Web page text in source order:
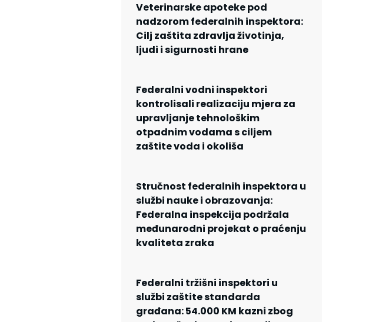
Veterinarske apoteke pod
nadzorom federalnih inspektora:
Cilj zaštita zdravlja životinja,
ljudi i sigurnosti hrane
Federalni vodni inspektori
kontrolisali realizaciju mjera za
upravljanje tehnološkim
otpadnim vodama s ciljem
zaštite voda i okoliša
Stručnost federalnih inspektora u
službi nauke i obrazovanja:
Federalna inspekcija podržala
međunarodni projekat o praćenju
kvaliteta zraka
Federalni tržišni inspektori u
službi zaštite standarda
građana: 54.000 KM kazni zbog